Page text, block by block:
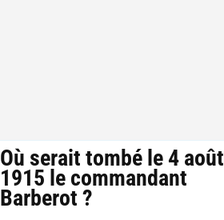
Où serait tombé le 4 août
1915 le commandant
Barberot ?